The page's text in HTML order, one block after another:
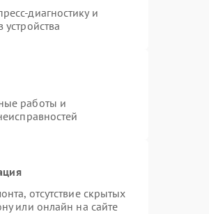
диагностику и
работы и
отсутствие скрытых
или онлайн на сайте